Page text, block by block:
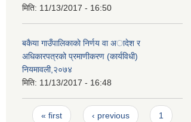
मिति: 11/13/2017 - 16:50
बकैया गाउँपालिकाकाे निर्णय वा अादेश र
अधिकारपत्रको प्रमाणीकरण (कार्यविधी)
नियमावली,२०७४
मिति: 11/13/2017 - 16:48
Pages
« first ‹ previous 1